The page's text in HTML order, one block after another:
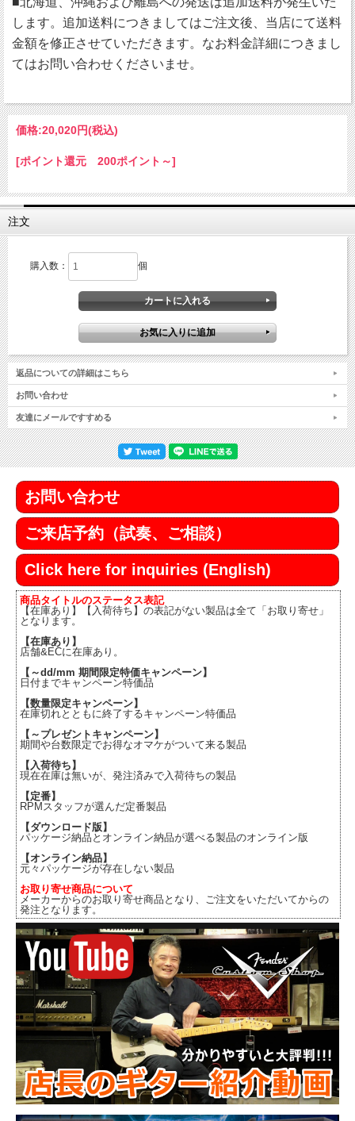
します。追加送料につきましてはご注文後、当店にて送料
金額を修正させていただきます。なお料金詳細につきまし
てはお問い合わせくださいませ。
価格:20,020円(税込)
[ポイント還元 200ポイント～]
注文
購入数： 個
返品についての詳細はこちら
お問い合わせ
友達にメールですすめる
お問い合わせ
ご来店予約（試奏、ご相談）
Click here for inquiries (English)
商品タイトルのステータス表記
【在庫あり】【入荷待ち】の表記がない製品は全て「お取り寄せ」
となります。
【在庫あり】
店舗&ECに在庫あり。
【～dd/mm 期間限定特価キャンペーン】
日付までキャンペーン特価品
【数量限定キャンペーン】
在庫切れとともに終了するキャンペーン特価品
【～プレゼントキャンペーン】
期間や台数限定でお得なオマケがついて来る製品
【入荷待ち】
現在在庫は無いが、発注済みで入荷待ちの製品
【定番】
RPMスタッフが選んだ定番製品
【ダウンロード版】
パッケージ納品とオンライン納品が選べる製品のオンライン版
【オンライン納品】
元々パッケージが存在しない製品
お取り寄せ商品について
メーカーからのお取り寄せ商品となり、ご注文をいただいてからの
発注となります。